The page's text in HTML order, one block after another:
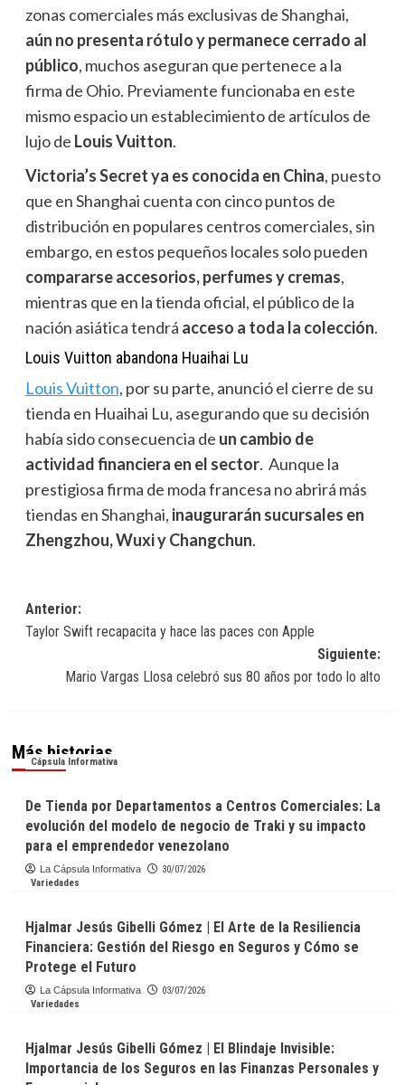
zonas comerciales más exclusivas de Shanghai,
aún no presenta rótulo y permanece cerrado al
público, muchos aseguran que pertenece a la
firma de Ohio. Previamente funcionaba en este
mismo espacio un establecimiento de artículos de
lujo de Louis Vuitton.
Victoria’s Secret ya es conocida en China, puesto
que en Shanghai cuenta con cinco puntos de
distribución en populares centros comerciales, sin
embargo, en estos pequeños locales solo pueden
compararse accesorios, perfumes y cremas,
mientras que en la tienda oficial, el público de la
nación asiática tendrá acceso a toda la colección.
Louis Vuitton abandona Huaihai Lu
Louis Vuitton, por su parte, anunció el cierre de su
tienda en Huaihai Lu, asegurando que su decisión
había sido consecuencia de un cambio de
actividad financiera en el sector. Aunque la
prestigiosa firma de moda francesa no abrirá más
tiendas en Shanghai, inaugurarán sucursales en
Zhengzhou, Wuxi y Changchun.
Navegación
de
entradas
Anterior:
Taylor Swift recapacita y hace las paces con Apple
Siguiente:
Mario Vargas Llosa celebró sus 80 años por todo lo alto
Más historias
Cápsula Informativa
De Tienda por Departamentos a Centros Comerciales: La
evolución del modelo de negocio de Traki y su impacto
para el emprendedor venezolano
La Cápsula Informativa
30/07/2026
Variedades
Hjalmar Jesús Gibelli Gómez | El Arte de la Resiliencia
Financiera: Gestión del Riesgo en Seguros y Cómo se
Protege el Futuro
La Cápsula Informativa
03/07/2026
Variedades
Hjalmar Jesús Gibelli Gómez | El Blindaje Invisible:
Importancia de los Seguros en las Finanzas Personales y